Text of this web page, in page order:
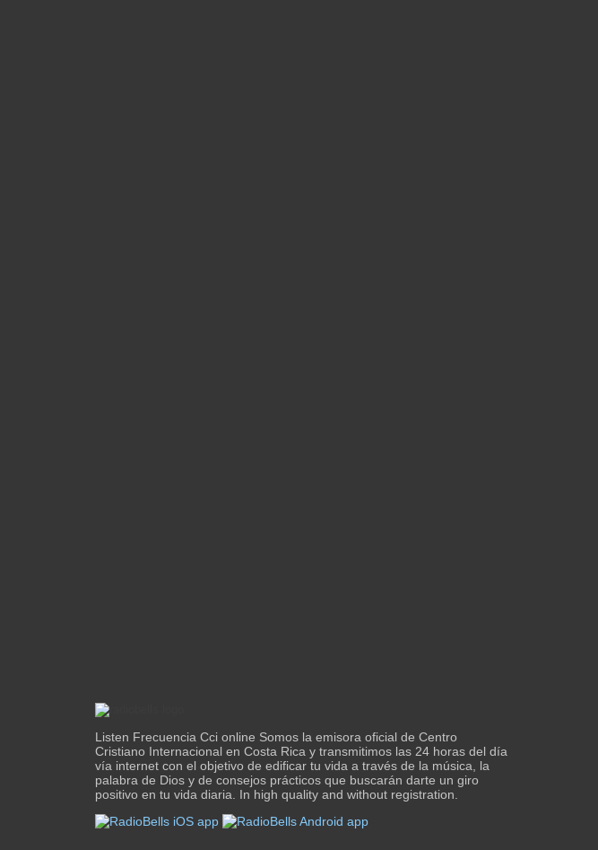
Listen Frecuencia Cci online Somos la emisora oficial de Centro
Cristiano Internacional en Costa Rica y transmitimos las 24 horas del día
vía internet con el objetivo de edificar tu vida a través de la música, la
palabra de Dios y de consejos prácticos que buscarán darte un giro
positivo en tu vida diaria. In high quality and without registration.